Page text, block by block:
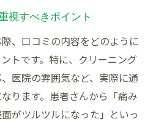
視すべきポイント
、口コミの内容をどのように
トです。特に、クリーニング
医院の雰囲気など、実際に通
ります。患者さんから「痛み
がツルツルになった」といっ